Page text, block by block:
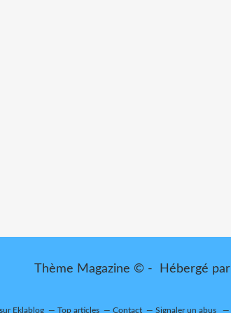
Thème Magazine © - Hébergé par
Eklablog Top articles Contact Signaler un abus